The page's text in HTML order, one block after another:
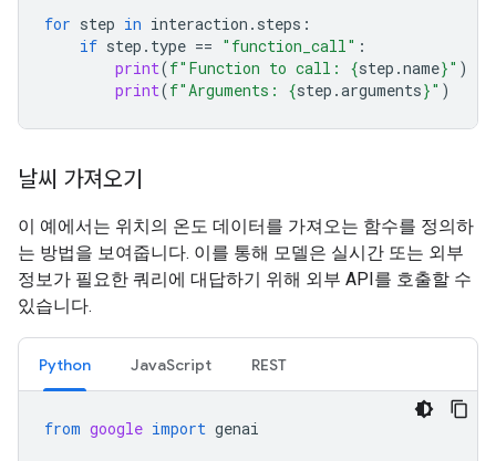
for step in interaction . steps :
if step . type == "function_call" :
print(f"Function to call: {step .name}" )
print(f"Arguments: {step .arguments}" )
날씨 가져오기
이 예에서는 위치의 온도 데이터를 가져오는 함수를 정의하
는 방법을 보여줍니다. 이를 통해 모델은 실시간 또는 외부
정보가 필요한 쿼리에 대답하기 위해 외부 API를 호출할 수
있습니다.
Python JavaScript REST
from google import genai